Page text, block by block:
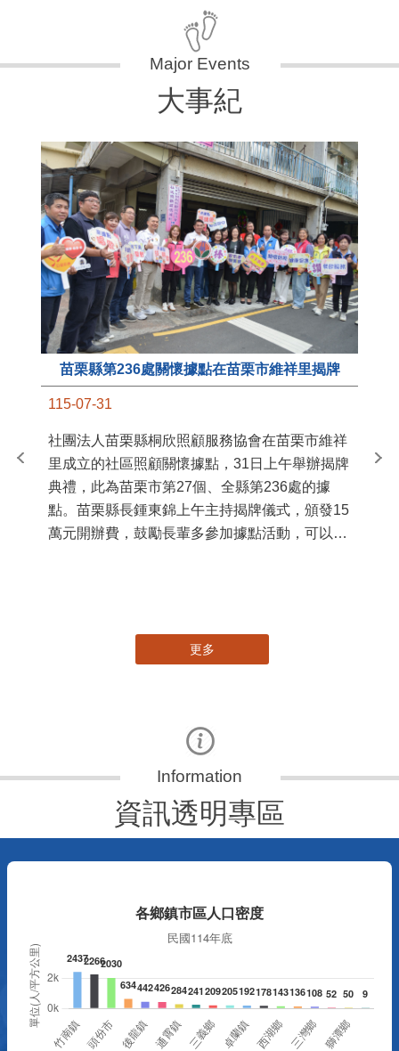
大事紀
苗栗縣第236處關懷據點在苗栗市維祥里揭牌
115-07-31
社團法人苗栗縣桐欣照顧服務協會在苗栗市維祥
里成立的社區照顧關懷據點，31日上午舉辦揭牌
典禮，此為苗栗市第27個、全縣第236處的據
點。苗栗縣長鍾東錦上午主持揭牌儀式，頒發15
萬元開辦費，鼓勵長輩多參加據點活動，可以更
苗
更多
資訊透明專區